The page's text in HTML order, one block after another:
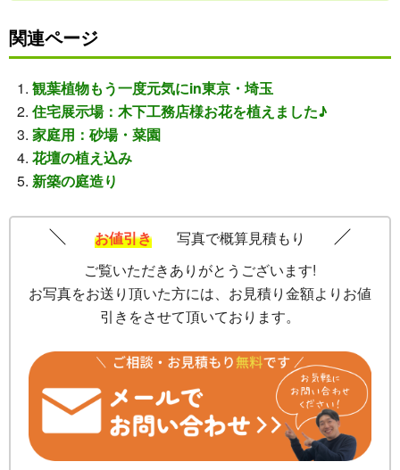
関連ページ
観葉植物もう一度元気にin東京・埼玉
住宅展示場：木下工務店様お花を植えました♪
家庭用：砂場・菜園
花壇の植え込み
新築の庭造り
お値引き
写真で概算見積もり
ご覧いただきありがとうございます!
お写真をお送り頂いた方には、お見積り金額よりお値
引きをさせて頂いております。